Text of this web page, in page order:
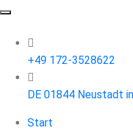
+49 172-3528622
DE 01844 Neustadt
Start